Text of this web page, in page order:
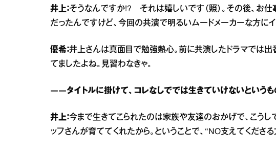
井上：そうなんですか!? それは嬉しいです（照）。その後、お
だったんですけど、今回の共演で明るいムードメーカーな方にイ
優希：井上さんは真面目で勉強熱心。前に共演したドラマでは
てましたよね。見習わなきゃ。
――タイトルに掛けて、コレなしででは生きていけないというも
井上：今まで生きてこられたのは家族や友達のおかげで、こうし
ッフさんが育ててくれたから。ということで、“NO支えてくださ